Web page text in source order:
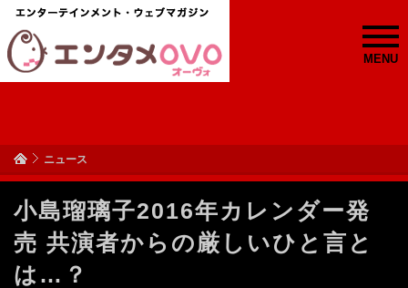
MENU
ニュース
小島瑠璃子2016年カレンダー発
売 共演者からの厳しいひと言と
は…？